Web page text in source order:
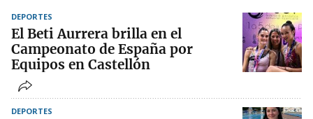
DEPORTES
El Beti Aurrera brilla en el
Campeonato de España por
Equipos en Castellón
DEPORTES